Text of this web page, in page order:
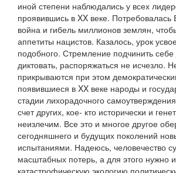
иной степени наблюдались у всех
проявившись в XX веке. Потребовалась
война и гибель миллионов землян,
аппетиты нацистов. Казалось, урок
подобного. Стремление подчинить себе
диктовать, распоряжаться не исчезло.
прикрываются при этом
появившиеся в XX веке народы и
стадии лихорадочного
счет других, кое- кто исторически и
неизлечим. Все это и многое другое
сегодняшнего и будущих поколений
испытаниями. Надеюсь, человечество
масштабных потерь, а для этого нужно